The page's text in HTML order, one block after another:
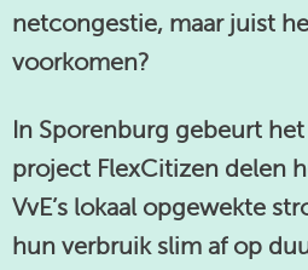
netcongestie, maar juist
voorkomen?
In Sporenburg gebeurt
project FlexCitizen delen
VvE’s lokaal opgewekte
hun verbruik slim af op